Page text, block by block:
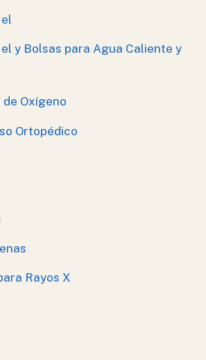
y Bolsas para Agua Caliente y
Oxígeno
Ortopédico
Rayos X